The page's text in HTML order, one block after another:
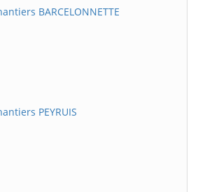
BARCELONNETTE
PEYRUIS